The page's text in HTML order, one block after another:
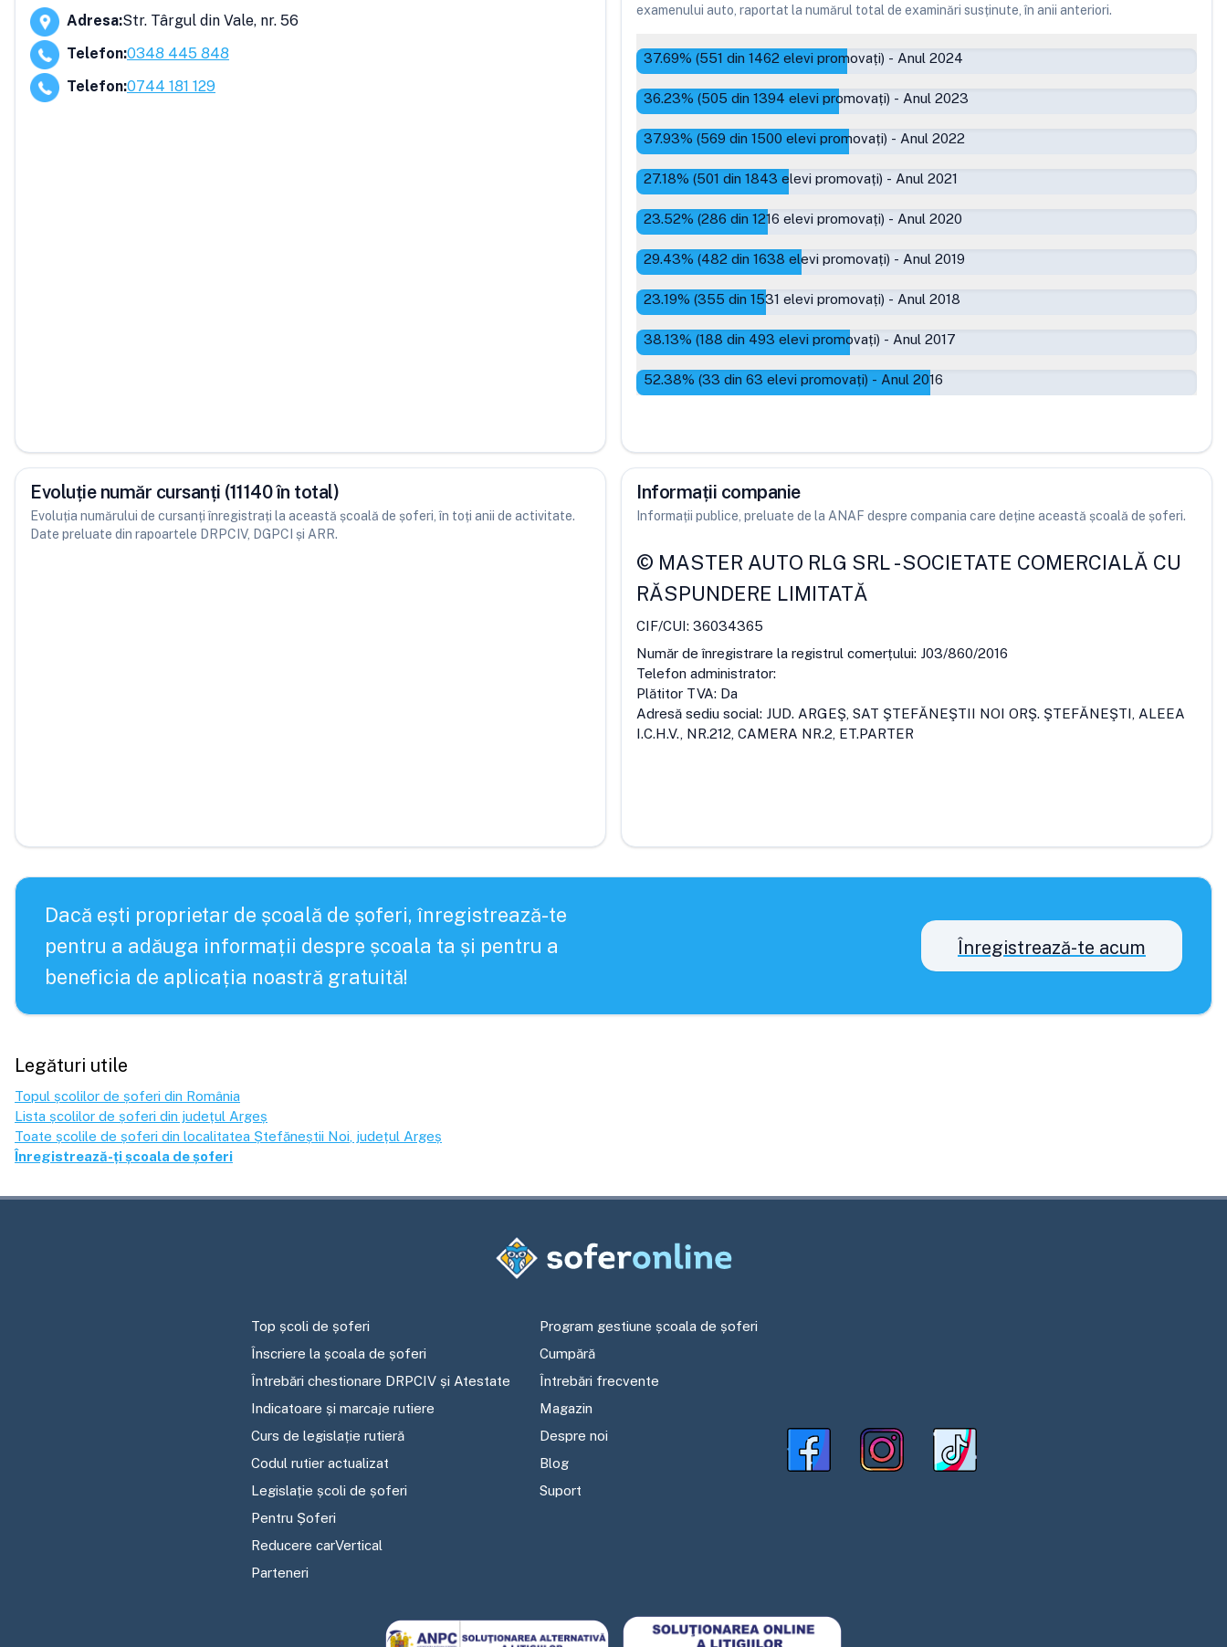
Adresa:Str. Târgul din Vale, nr. 56
Telefon:0348 445 848
Telefon:0744 181 129
examenului auto, raportat la numărul total de examinări susținute, în anii anteriori.
37.69% (551 din 1462 elevi promovați) - Anul 2024
36.23% (505 din 1394 elevi promovați) - Anul 2023
37.93% (569 din 1500 elevi promovați) - Anul 2022
27.18% (501 din 1843 elevi promovați) - Anul 2021
23.52% (286 din 1216 elevi promovați) - Anul 2020
29.43% (482 din 1638 elevi promovați) - Anul 2019
23.19% (355 din 1531 elevi promovați) - Anul 2018
38.13% (188 din 493 elevi promovați) - Anul 2017
52.38% (33 din 63 elevi promovați) - Anul 2016
Evoluție număr cursanți (11140 în total)
Evoluția numărului de cursanți înregistrați la această școală de șoferi, în toți anii de activitate.
Date preluate din rapoartele DRPCIV, DGPCI și ARR.
Informații companie
Informații publice, preluate de la ANAF despre compania care deține această școală de șoferi.
© MASTER AUTO RLG SRL-SOCIETATE COMERCIALĂ CU
RĂSPUNDERE LIMITATĂ
CIF/CUI: 36034365
Număr de înregistrare la registrul comerțului: J03/860/2016
Telefon administrator:
Plătitor TVA: Da
Adresă sediu social: JUD. ARGEŞ, SAT ŞTEFĂNEŞTII NOI ORŞ. ŞTEFĂNEŞTI, ALEEA
I.C.H.V., NR.212, CAMERA NR.2, ET.PARTER
Dacă ești proprietar de școală de șoferi, înregistrează-te
pentru a adăuga informații despre școala ta și pentru a
beneficia de aplicația noastră gratuită!
Înregistrează-te acum
Legături utile
Topul școlilor de șoferi din România
Lista școlilor de șoferi din județul Argeș
Toate școlile de șoferi din localitatea Ștefăneștii Noi , județul Argeș
Înregistrează-ți școala de șoferi
Top școli de șoferi
Înscriere la școala de șoferi
Întrebări chestionare DRPCIV și Atestate
Indicatoare și marcaje rutiere
Curs de legislație rutieră
Codul rutier actualizat
Legislație școli de șoferi
Pentru Șoferi
Reducere carVertical
Parteneri
Program gestiune școala de șoferi
Cumpără
Întrebări frecvente
Magazin
Despre noi
Blog
Suport